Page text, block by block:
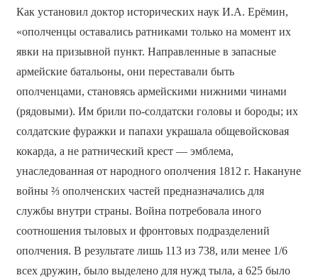
Как установил доктор исторических наук И.А. Ерёмин,
«ополченцы оставались ратниками только на момент их
явки на призывной пункт. Направленные в запасные
армейские батальоны, они переставали быть
ополченцами, становясь армейскими нижними чинами
(рядовыми). Им брили по-солдатски головы и бороды; их
солдатские фуражки и папахи украшала общевойсковая
кокарда, а не ратнический крест — эмблема,
унаследованная от народного ополчения 1812 г. Накануне
войны ⅔ ополченских частей предназначались для
службы внутри страны. Война потребовала иного
соотношения тыловых и фронтовых подразделений
ополчения. В результате лишь 113 из 738, или менее 1/6
всех дружин, было выделено для нужд тыла, а 625 было